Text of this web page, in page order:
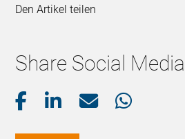
Den Artikel teilen
Share Social Media